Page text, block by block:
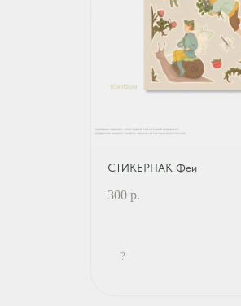
СТИКЕРПАК Феи
300 р.
?